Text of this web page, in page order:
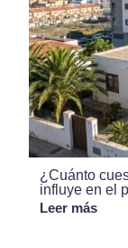
¿Cuánto
influye en el
Leer más